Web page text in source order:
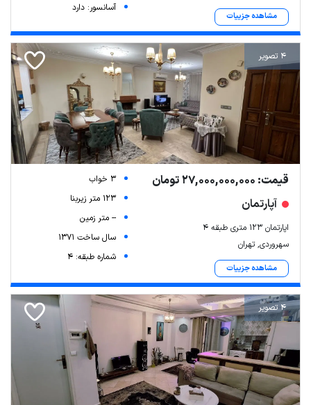
مشاهده جزییات
آسانسور: دارد
4 تصویر
قیمت: 27,000,000,000 تومان
آپارتمان
اپارتمان ۱۲۳ متری طبقه ۴
سهروردی, تهران
مشاهده جزییات
3 خواب
123 متر زیربنا
-- متر زمین
سال ساخت 1371
شماره طبقه: 4
4 تصویر